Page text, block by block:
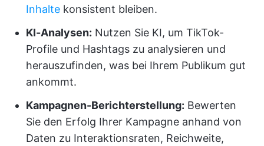
Inhalte konsistent bleiben.
KI-Analysen: Nutzen Sie KI, um TikTok-
Profile und Hashtags zu analysieren und
herauszufinden, was bei Ihrem Publikum gut
ankommt.
Kampagnen-Berichterstellung: Bewerten
Sie den Erfolg Ihrer Kampagne anhand von
Daten zu Interaktionsraten, Reichweite,